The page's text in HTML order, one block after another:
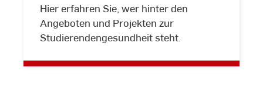
Hier erfahren Sie, wer hinter den
Angeboten und Projekten zur
Studierendengesundheit steht.